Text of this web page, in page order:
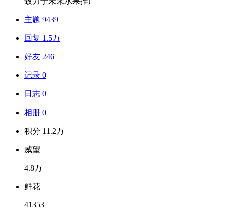
主题 9439
回复 1.5万
好友 246
记录 0
日志 0
相册 0
积分 11.2万
威望
4.8万
鲜花
41353